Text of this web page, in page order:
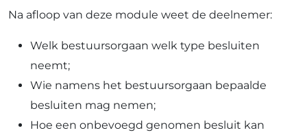
Na afloop van deze module weet de deelnemer:
Welk bestuursorgaan welk type besluiten
neemt;
Wie namens het bestuursorgaan bepaalde
besluiten mag nemen;
Hoe een onbevoegd genomen besluit kan